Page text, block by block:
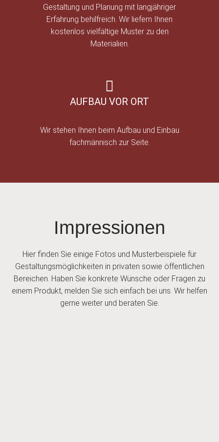
Gestaltung und Planung mit langjähriger
Erfahrung behilfreich. Wir liefern Ihnen
kostenlos vielfältige Muster zu den
Materialien.
AUFBAU VOR ORT
Wir stehen Ihnen beim Aufbau und Einbau
fachmännisch zur Seite.
Impressionen
Hier finden Sie einige Fotos und Musterbeispiele für
Gestaltungsmöglichkeiten in privaten sowie öffentlichen
Bereichen. Haben Sie konkrete Wünsche oder Fragen zu
einem Produkt, melden Sie sich einfach bei uns. Wir helfen
gerne weiter und beraten Sie.